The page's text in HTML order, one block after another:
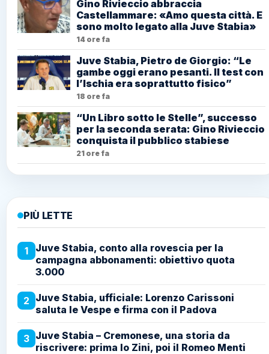
Gino Rivieccio abbraccia
Castellammare: «Amo questa città. E
sono molto legato alla Juve Stabia»
14 ore fa
Juve Stabia, Pietro de Giorgio: “Le
gambe oggi erano pesanti. Il test con
l’Ischia era soprattutto fisico”
18 ore fa
“Un Libro sotto le Stelle”, successo
per la seconda serata: Gino Rivieccio
conquista il pubblico stabiese
21 ore fa
PIÙ LETTE
1
Juve Stabia, conto alla rovescia per la
campagna abbonamenti: obiettivo quota
3.000
2 Juve Stabia, ufficiale: Lorenzo Carissoni
saluta le Vespe e firma con il Padova
3 Juve Stabia – Cremonese, una storia da
riscrivere: prima lo Zini, poi il Romeo Menti